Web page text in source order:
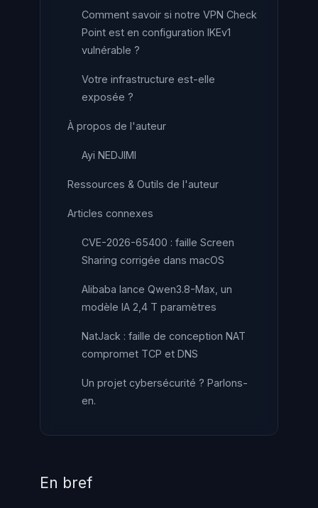
Comment savoir si notre VPN Check
Point est en configuration IKEv1
vulnérable ?
Votre infrastructure est-elle
exposée ?
À propos de l'auteur
Ayi NEDJIMI
Ressources & Outils de l'auteur
Articles connexes
CVE-2026-65400 : faille Screen
Sharing corrigée dans macOS
Alibaba lance Qwen3.8-Max, un
modèle IA 2,4 T paramètres
NatJack : faille de conception NAT
compromet TCP et DNS
Un projet cybersécurité ? Parlons-
en.
En bref